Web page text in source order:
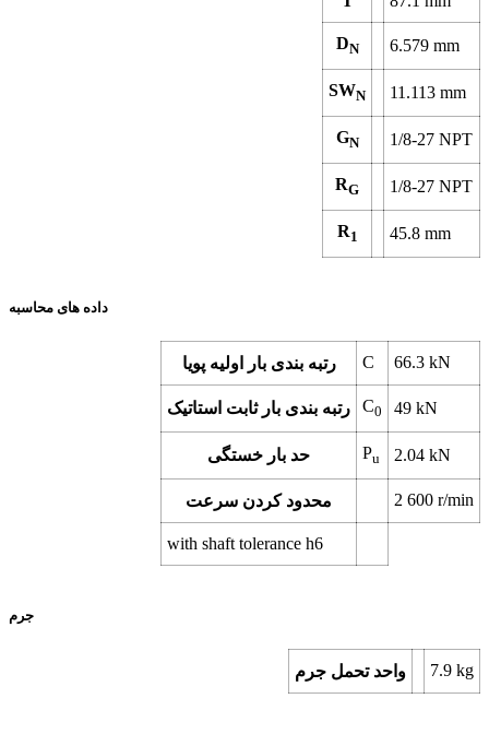
DN 6.579 mm
SWN 11.113 mm
GN 1/8-27 NPT
RG 1/8-27 NPT
R1 45.8 mm
داده های محاسبه
رتبه بندی بار اولیه پویا C 66.3 kN
رتبه بندی بار ثابت استاتیک C0 49 kN
حد بار خستگی Pu 2.04 kN
محدود کردن سرعت 2 600 r/min
with shaft tolerance h6
جرم
واحد تحمل جرم 7.9 kg